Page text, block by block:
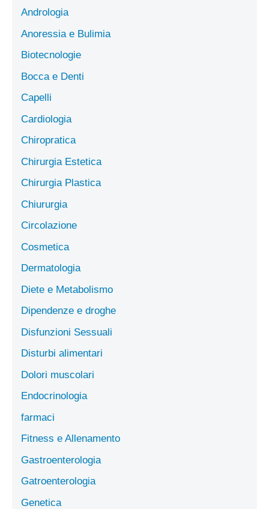
Andrologia
Anoressia e Bulimia
Biotecnologie
Bocca e Denti
Capelli
Cardiologia
Chiropratica
Chirurgia Estetica
Chirurgia Plastica
Chiururgia
Circolazione
Cosmetica
Dermatologia
Diete e Metabolismo
Dipendenze e droghe
Disfunzioni Sessuali
Disturbi alimentari
Dolori muscolari
Endocrinologia
farmaci
Fitness e Allenamento
Gastroenterologia
Gatroenterologia
Genetica